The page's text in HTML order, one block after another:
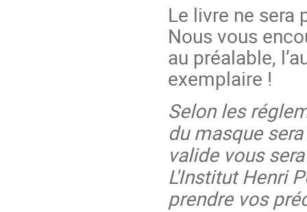
Le livre ne sera
Nous vous
au préalable,
exemplaire !
Selon les
du masque
valide vous
L'Institut Henri
prendre vos